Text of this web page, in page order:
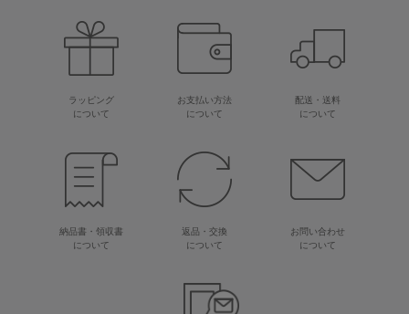
ラッピング
について
お支払い方法
について
配送・送料
について
納品書・領収書
について
返品・交換
について
お問い合わせ
について